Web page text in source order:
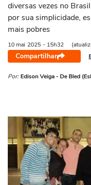
diversas vezes no
por sua simplicidade,
mais pobres
10 mai 2025 - 15h32
Compartilhar
Por: Edison Veiga - De Bled